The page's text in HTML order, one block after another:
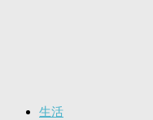
生活